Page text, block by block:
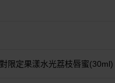
限定果漾水光荔枝唇蜜(30ml)